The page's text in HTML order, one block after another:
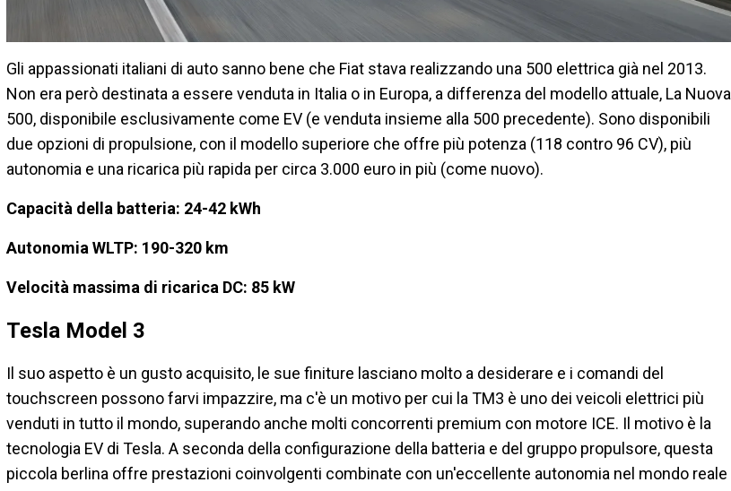
Gli appassionati italiani di auto sanno bene che Fiat stava realizzando una 500 elettrica già nel 2013.
Non era però destinata a essere venduta in Italia o in Europa, a differenza del modello attuale, La Nuova
500, disponibile esclusivamente come EV (e venduta insieme alla 500 precedente). Sono disponibili
due opzioni di propulsione, con il modello superiore che offre più potenza (118 contro 96 CV), più
autonomia e una ricarica più rapida per circa 3.000 euro in più (come nuovo).
Capacità della batteria: 24-42 kWh
Autonomia WLTP: 190-320 km
Velocità massima di ricarica DC: 85 kW
Tesla Model 3
Il suo aspetto è un gusto acquisito, le sue finiture lasciano molto a desiderare e i comandi del
touchscreen possono farvi impazzire, ma c'è un motivo per cui la TM3 è uno dei veicoli elettrici più
venduti in tutto il mondo, superando anche molti concorrenti premium con motore ICE. Il motivo è la
tecnologia EV di Tesla. A seconda della configurazione della batteria e del gruppo propulsore, questa
piccola berlina offre prestazioni coinvolgenti combinate con un'eccellente autonomia nel mondo reale